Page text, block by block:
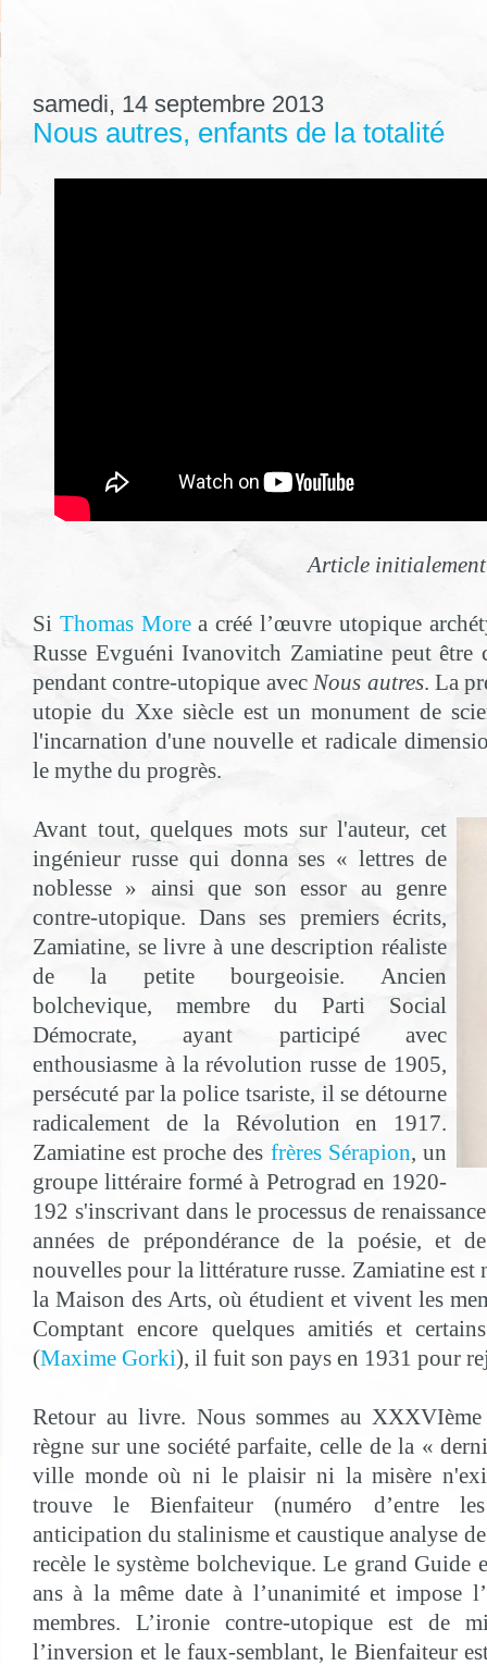
samedi, 14 septembre 2013
Nous autres, enfants de la totalité
Article
Si Thomas Morea créé l’œuvre utopique
Russe Evguéni Ivanovitch Zamiatine peut être
pendant contre-utopique avec Nous autres. La
utopie du Xxe siècle est un monument de
l'incarnation d'une nouvelle et radicale
le mythe du progrès.
Avant tout, quelques mots sur l'auteur, cet
ingénieur russe qui donna ses « lettres de
noblesse » ainsi que son essor au genre
contre-utopique. Dans ses premiers écrits,
Zamiatine, se livre à une description réaliste
de la petite bourgeoisie. Ancien
bolchevique, membre du Parti Social
Démocrate, ayant participé avec
enthousiasme à la révolution russe de 1905,
persécuté par la police tsariste, il se détourne
radicalement de la Révolution en 1917.
Zamiatine est proche des frères Sérapion, un
groupe littéraire formé à Petrograd en 1920-
192 s'inscrivant dans le processus de
années de prépondérance de la poésie, et
nouvelles pour la littérature russe. Zamiatine est
la Maison des Arts, où étudient et vivent les
Comptant encore quelques amitiés et
(Maxime Gorki), il fuit son pays en 1931 pour
Retour au livre. Nous sommes au
règne sur une société parfaite, celle de la «
ville monde où ni le plaisir ni la misère
trouve le Bienfaiteur (numéro d’entre
anticipation du stalinisme et caustique analyse
recèle le système bolchevique. Le grand Guide
ans à la même date à l’unanimité et impose
membres. L’ironie contre-utopique est de
l’inversion et le faux-semblant, le Bienfaiteur